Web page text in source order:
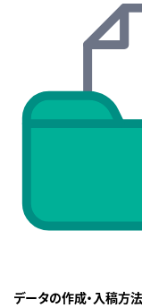
データの作成・入稿方